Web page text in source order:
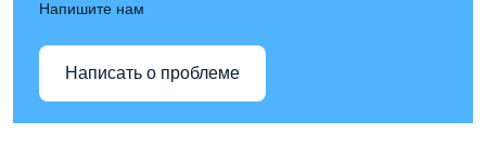
Напишите нам
Написать о проблеме